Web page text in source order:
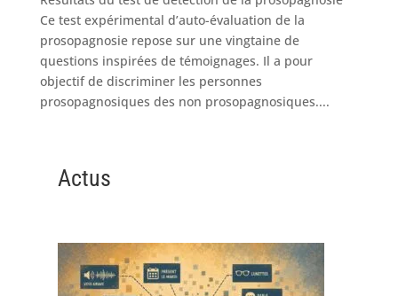
Ce test expérimental d’auto-évaluation de la
prosopagnosie repose sur une vingtaine de
questions inspirées de témoignages. Il a pour
objectif de discriminer les personnes
prosopagnosiques des non prosopagnosiques....
Actus